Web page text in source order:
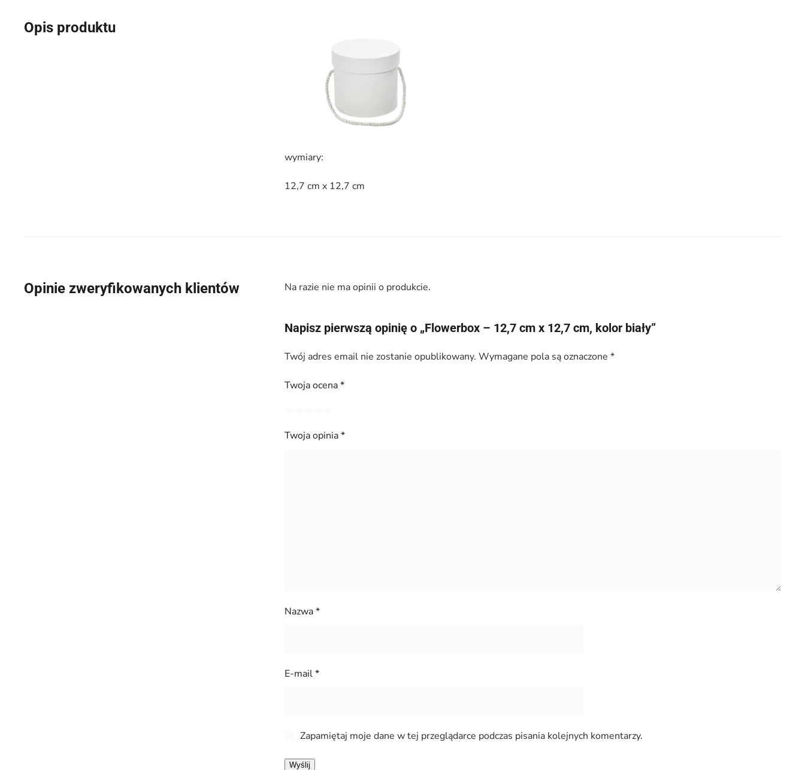
Opis produktu
wymiary:
12,7 cm x 12,7 cm
Opinie zweryfikowanych klientów Na razie nie ma opinii o produkcie.
Napisz pierwszą opinię o „Flowerbox – 12,7 cm x 12,7 cm, kolor biały”
Twój adres email nie zostanie opublikowany. Wymagane pola są oznaczone *
Twoja ocena*
Twoja opinia*
Nazwa*
E-mail*
Zapamiętaj moje dane w tej przeglądarce podczas pisania kolejnych komentarzy.